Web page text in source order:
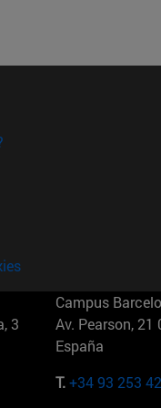
3
Campus
Av. Pearson,
España
T.+34 93 253